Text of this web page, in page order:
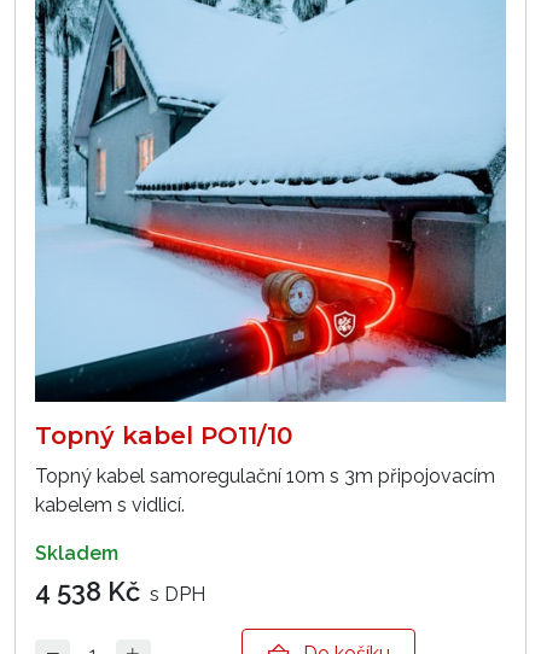
Topný kabel PO11/10
Topný kabel samoregulační 10m s 3m připojovacím
kabelem s vidlicí.
skladem
4 538 Kč s DPH